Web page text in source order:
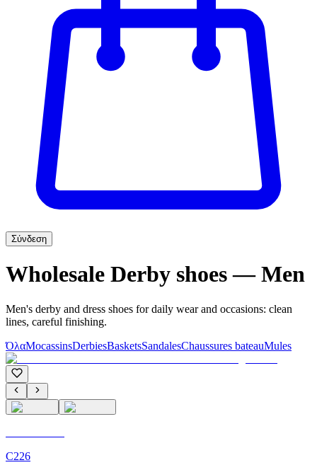
Σύνδεση
Wholesale Derby shoes — Men
Men's derby and dress shoes for daily wear and occasions: clean
lines, careful finishing.
ΌλαMocassinsDerbiesBasketsSandalesChaussures bateauMules
C226